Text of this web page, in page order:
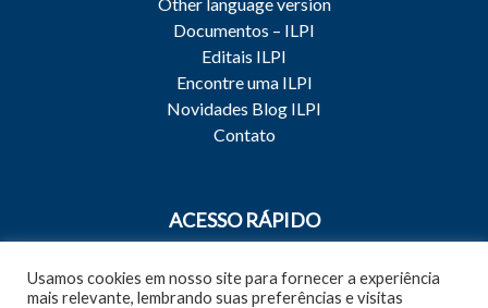
Documentos – ILPI
Editais ILPI
Encontre uma ILPI
Novidades Blog ILPI
Contato
ACESSO RÁPIDO
Qualidade do Cuidado
Usamos cookies em nosso site para fornecer a experiência
mais relevante, lembrando suas preferências e visitas